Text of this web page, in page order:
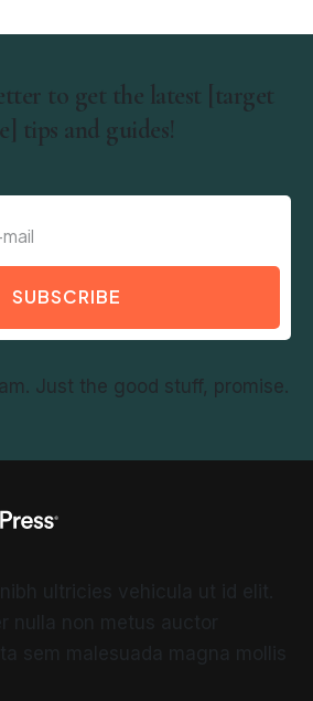
to get the latest [target
tips and guides!
SUBSCRIBE
Just the good stuff, promise.